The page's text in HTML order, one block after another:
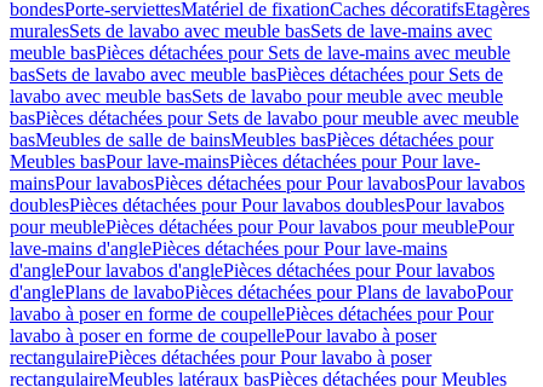
bondesPorte-serviettesMatériel de fixationCaches décoratifsEtagères
muralesSets de lavabo avec meuble basSets de lave-mains avec
meuble basPièces détachées pour Sets de lave-mains avec meuble
basSets de lavabo avec meuble basPièces détachées pour Sets de
lavabo avec meuble basSets de lavabo pour meuble avec meuble
basPièces détachées pour Sets de lavabo pour meuble avec meuble
basMeubles de salle de bainsMeubles basPièces détachées pour
Meubles basPour lave-mainsPièces détachées pour Pour lave-
mainsPour lavabosPièces détachées pour Pour lavabosPour lavabos
doublesPièces détachées pour Pour lavabos doublesPour lavabos
pour meublePièces détachées pour Pour lavabos pour meublePour
lave-mains d'anglePièces détachées pour Pour lave-mains
d'anglePour lavabos d'anglePièces détachées pour Pour lavabos
d'anglePlans de lavaboPièces détachées pour Plans de lavaboPour
lavabo à poser en forme de coupellePièces détachées pour Pour
lavabo à poser en forme de coupellePour lavabo à poser
rectangulairePièces détachées pour Pour lavabo à poser
rectangulaireMeubles latéraux basPièces détachées pour Meubles